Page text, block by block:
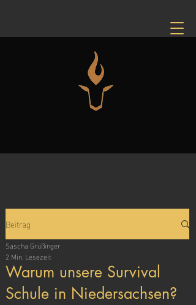
Beitrag
Warum unsere Survival
Schule in Niedersachsen?
Sascha Grüßinger
2 Min. Lesezeit